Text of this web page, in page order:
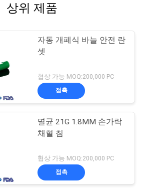
상위 제품
자동 개폐식 바늘 안전 란
셋
협상 가능 MOQ:200,000 PC
접촉
멸균 21G 1.8MM 손가락
채혈 침
협상 가능 MOQ:200,000 PC
접촉